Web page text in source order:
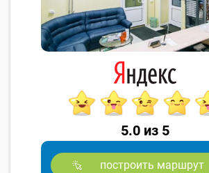
5.0 из 5
построить маршрут